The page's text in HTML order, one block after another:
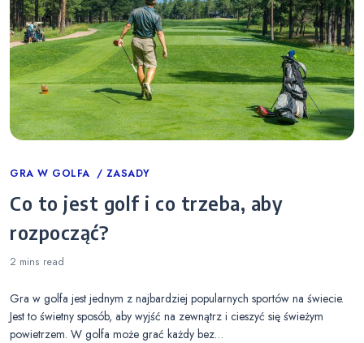
Categories
GRA W GOLFA ZASADY
Co to jest golf i co trzeba, aby
rozpocząć?
2 mins read
Gra w golfa jest jednym z najbardziej popularnych sportów na świecie.
Jest to świetny sposób, aby wyjść na zewnątrz i cieszyć się świeżym
powietrzem. W golfa może grać każdy bez…